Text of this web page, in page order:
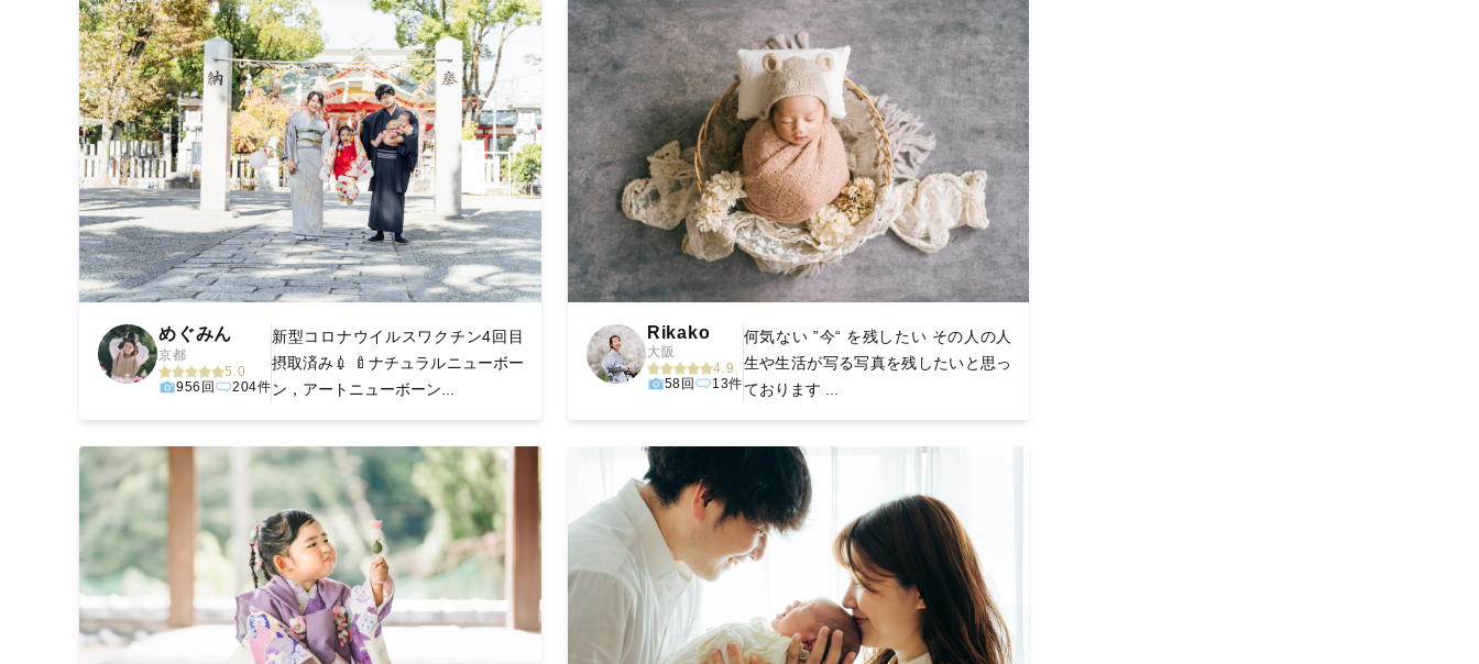
に。きっと「こんな写真を撮ってほしかった！」と思える一枚に出会えます。まずは、ラブグラフの
撮影事例 をご覧ください。
めぐみん
京都
5.0
956回
204件
新型コロナウイルスワクチン4回目
摂取済み💉 🍼ナチュラルニューボー
ン，アートニューボーン...
Rikako
大阪
4.9
58回
13件
何気ない ”今“ を残したい その人の人
生や生活が写る写真を残したいと思っ
ております ...